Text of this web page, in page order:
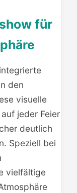
für
den
visuelle
jeder Feier
deutlich
Speziell bei
vielfältige